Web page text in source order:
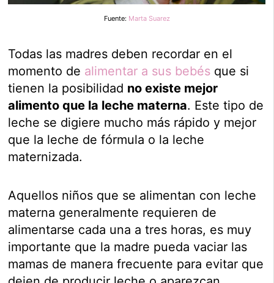
Fuente: Marta Suarez
Todas las madres deben recordar en el
momento de alimentar a sus bebés que si
tienen la posibilidad no existe mejor
alimento que la leche materna. Este tipo de
leche se digiere mucho más rápido y mejor
que la leche de fórmula o la leche
maternizada.
Aquellos niños que se alimentan con leche
materna generalmente requieren de
alimentarse cada una a tres horas, es muy
importante que la madre pueda vaciar las
mamas de manera frecuente para evitar que